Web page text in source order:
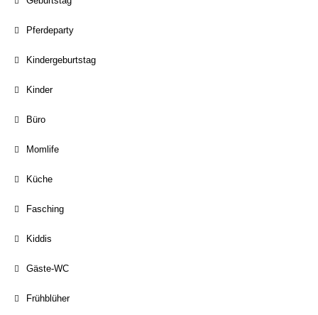
Pferdeparty
Kindergeburtstag
Kinder
Büro
Momlife
Küche
Fasching
Kiddis
Gäste-WC
Frühblüher